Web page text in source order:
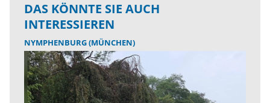
DAS KÖNNTE SIE AUCH
INTERESSIEREN
NYMPHENBURG (MÜNCHEN)